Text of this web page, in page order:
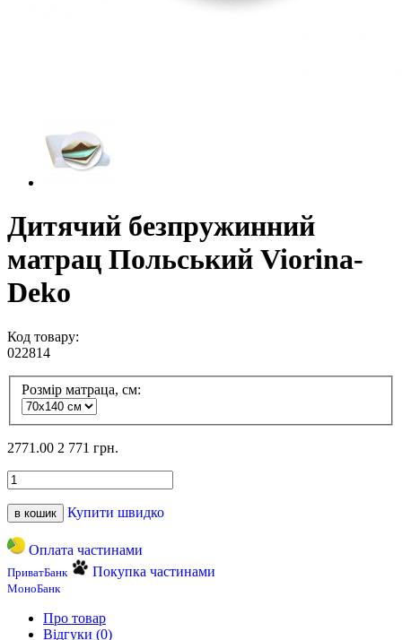
Дитячий безпружинний
матрац Польський Viorina-
Deko
Код товару:
022814
Розмір матраца, см:
2771.00 2 771 грн.
в кошик Купити швидко
Оплата частинами
ПриватБанк Покупка частинами
МоноБанк
Про товар
Відгуки (0)